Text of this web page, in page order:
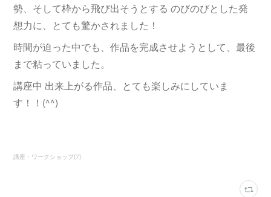
勢、そして枠から飛び出そうとする のびのびとした発
想力に、とても驚かされました！
時間が迫った中でも、作品を完成させようとして、最後
まで粘っていました。
講座中 出来上がる作品、とても楽しみにしていま
す！！(^^)
講座・ワークショップ(7)